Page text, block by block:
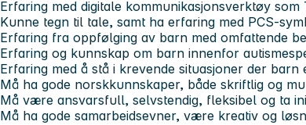
Erfaring med digitale kommunikasjonsverktøy
Kunne tegn til tale, samt ha erfaring med PCS-
Erfaring fra oppfølging av barn med omfattende
Erfaring og kunnskap om barn innenfor
Erfaring med å stå i krevende situasjoner der
Må ha gode norskkunnskaper, både skriftlig og
Må være ansvarsfull, selvstendig, fleksibel og ta
Må ha gode samarbeidsevner, være kreativ og